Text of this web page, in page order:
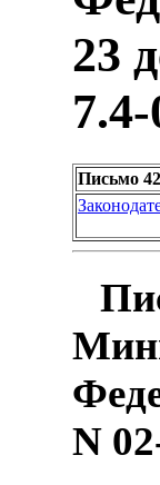
23
Письмо
N